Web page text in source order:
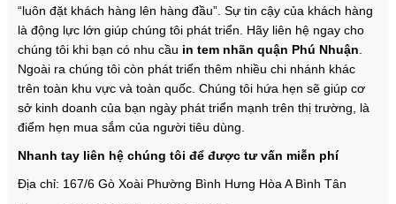
“luôn đặt khách hàng lên hàng đầu”. Sự tin cậy của khách hàng
là động lực lớn giúp chúng tôi phát triển. Hãy liên hệ ngay cho
chúng tôi khi bạn có nhu cầu in tem nhãn quận Phú Nhuận
Ngoài ra chúng tôi còn phát triển thêm nhiều chi nhánh khác
trên toàn khu vực và toàn quốc. Chúng tôi hứa hẹn sẽ giúp cơ
sở kinh doanh của bạn ngày phát triển mạnh trên thị trường, là
điểm hẹn mua sắm của người tiêu dùng.
Nhanh tay liên hệ chúng tôi để được tư vấn miễn phí
Địa chỉ: 167/6 Gò Xoài Phường Bình Hưng Hòa A Bình Tân